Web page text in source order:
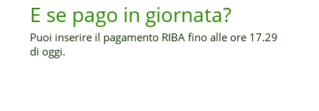
E se pago in giornata?
Puoi inserire il pagamento RIBA fino alle ore 17.29
di oggi.